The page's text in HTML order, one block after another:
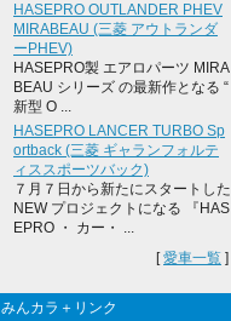
HASEPRO OUTLANDER PHEV
MIRABEAU (三菱 アウトランダ
ーPHEV)
HASEPRO製 エアロパーツ MIRA
BEAU シリーズ の最新作となる “
新型 O ...
HASEPRO LANCER TURBO Sp
ortback (三菱 ギャランフォルテ
ィススポーツバック)
７月７日から新たにスタートした
NEW プロジェクトになる 『HAS
EPRO ・ カー・ ...
[愛車一覧 ]
みんカラ＋リンク